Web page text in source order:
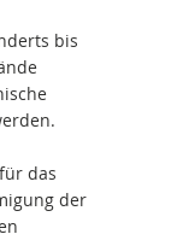
bis
das
der